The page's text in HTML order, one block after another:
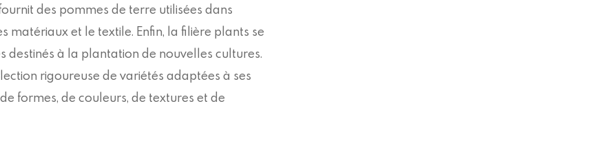
des pommes de terre utilisées dans
matériaux et le textile. Enfin, la filière plants se
à la plantation de nouvelles cultures.
rigoureuse de variétés adaptées à ses
formes, de couleurs, de textures et de